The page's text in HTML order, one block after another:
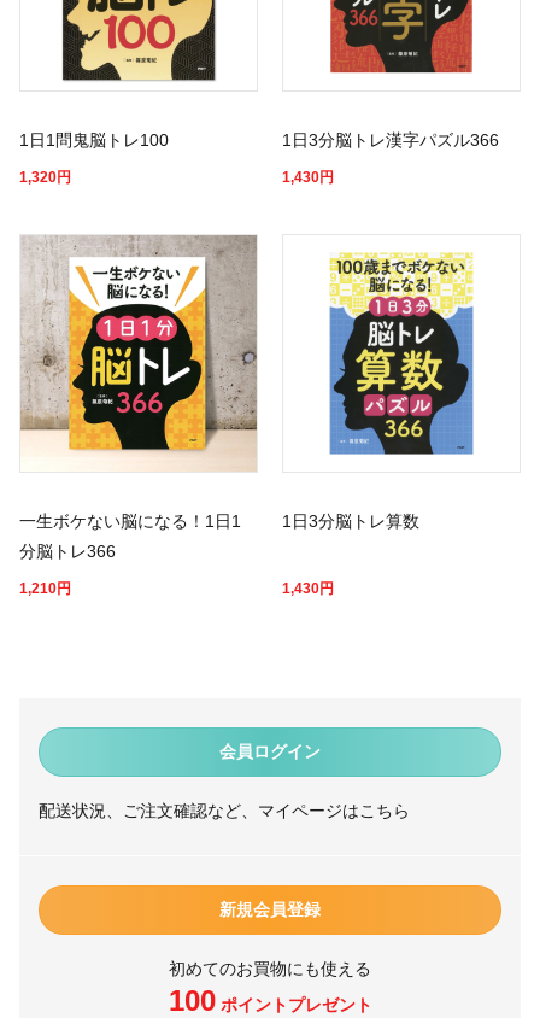
会員ログイン
配送状況、ご注文確認など、マイページはこちら
新規会員登録
初めてのお買物にも使える
100ポイントプレゼント
1日1問鬼脳トレ100
1,320円
1日3分脳トレ漢字パズル366
1,430円
一生ボケない脳になる！1日1
分脳トレ366
1,210円
1日3分脳トレ算数
1,430円